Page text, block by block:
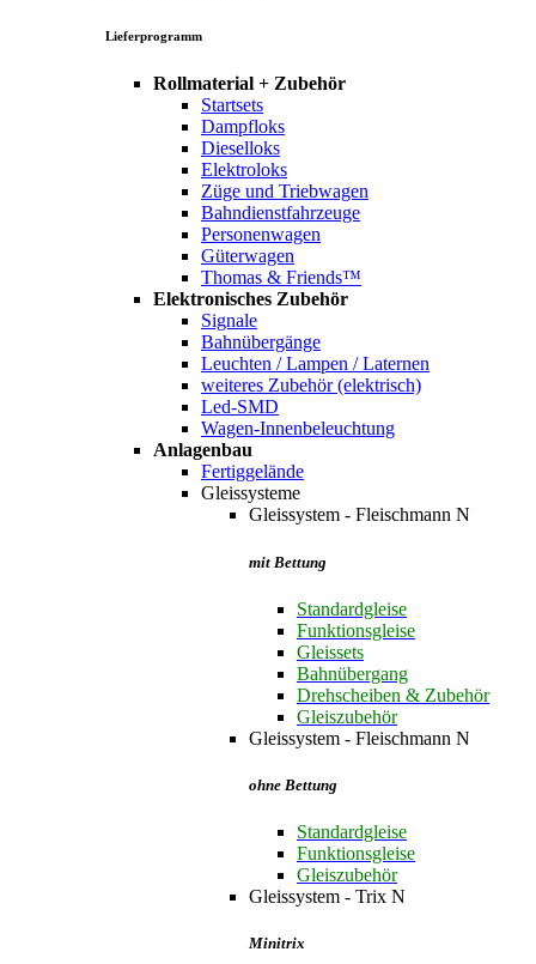
Lieferprogramm
Rollmaterial + Zubehör
Startsets
Dampfloks
Dieselloks
Elektroloks
Züge und Triebwagen
Bahndienstfahrzeuge
Personenwagen
Güterwagen
Thomas & Friends™
Elektronisches Zubehör
Signale
Bahnübergänge
Leuchten / Lampen / Laternen
weiteres Zubehör (elektrisch)
Led-SMD
Wagen-Innenbeleuchtung
Anlagenbau
Fertiggelände
Gleissysteme
Gleissystem - Fleischmann N
mit Bettung
Standardgleise
Funktionsgleise
Gleissets
Bahnübergang
Drehscheiben & Zubehör
Gleiszubehör
Gleissystem - Fleischmann N
ohne Bettung
Standardgleise
Funktionsgleise
Gleiszubehör
Gleissystem - Trix N
Minitrix